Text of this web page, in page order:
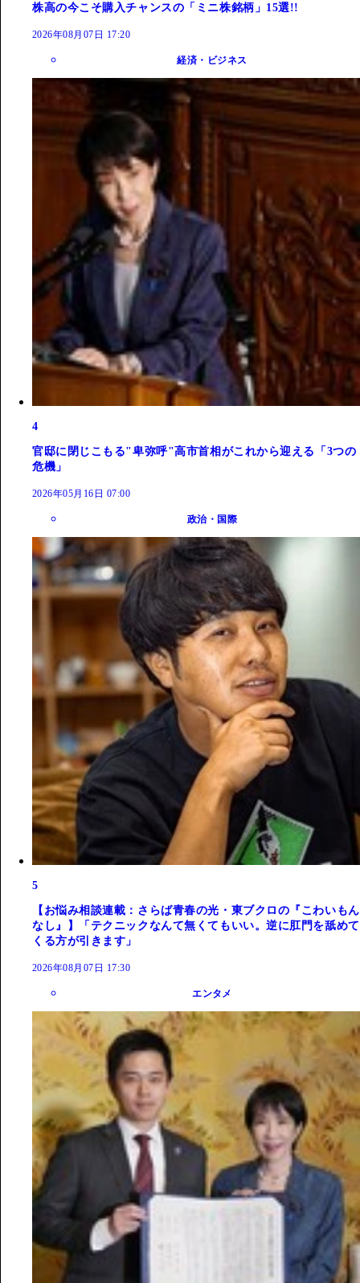
株高の今こそ購入チャンスの「ミニ株銘柄」15選!!
2026年08月07日 17:20
経済・ビジネス
4
官邸に閉じこもる"卑弥呼"高市首相がこれから迎える「3つの
危機」
2026年05月16日 07:00
政治・国際
5
【お悩み相談連載：さらば青春の光・東ブクロの『こわいもん
なし』】「テクニックなんて無くてもいい。逆に肛門を舐めて
くる方が引きます」
2026年08月07日 17:30
エンタメ